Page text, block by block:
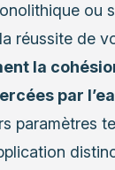
ou
réussite de
la
par
paramètres